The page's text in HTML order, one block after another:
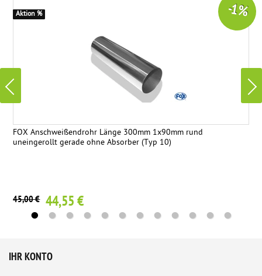
FOX Anschweißendrohr Länge 300mm 1x90mm rund
uneingerollt gerade ohne Absorber (Typ 10)
45,00 € 44,55 €
-1 %
Aktion %
IHR KONTO